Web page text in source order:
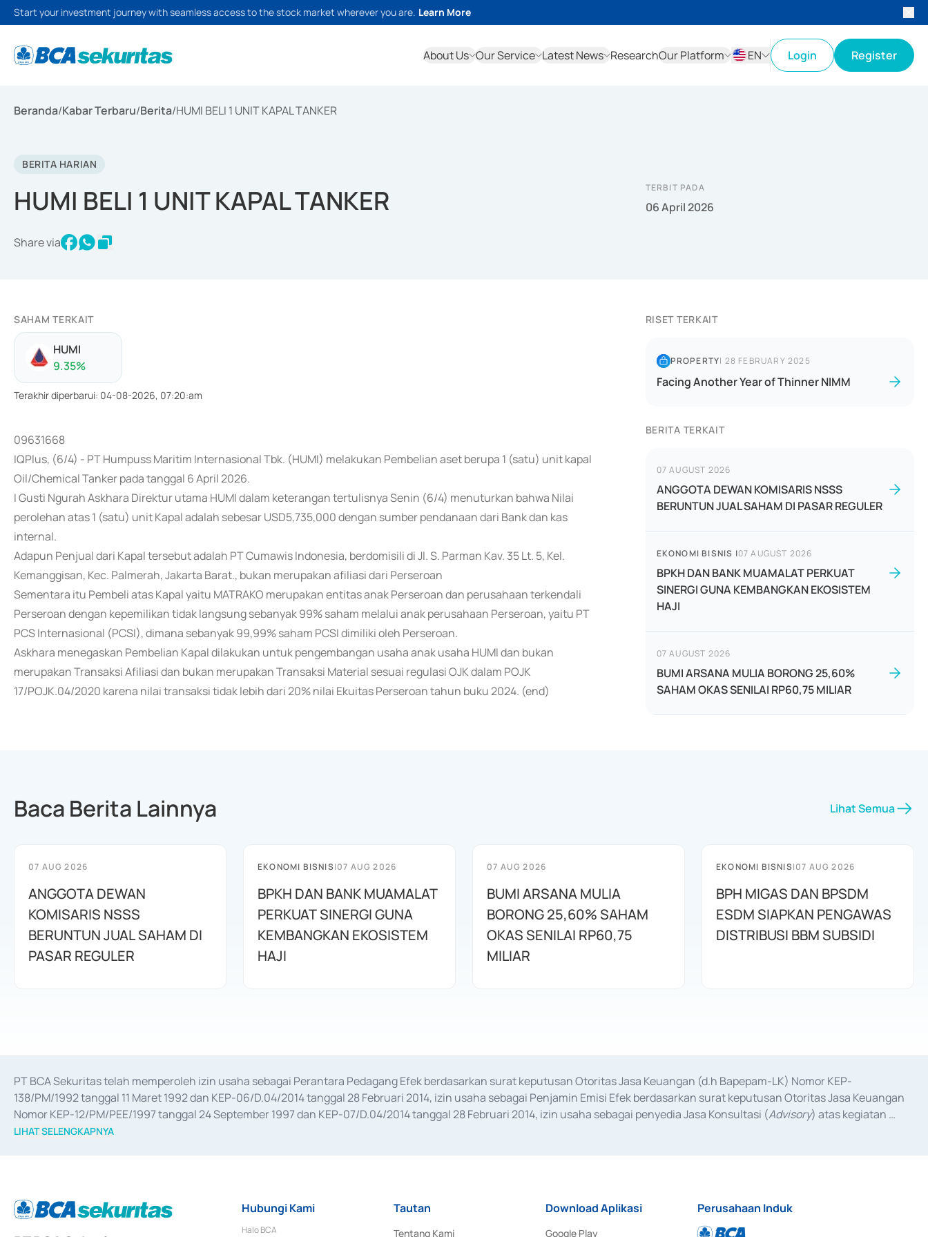
Start your investment journey with seamless access to the stock market wherever you are. Learn More
About Us Our Service Latest News ResearchOur Platform
EN
Login Register
Beranda/Kabar Terbaru/Berita/HUMI BELI 1 UNIT KAPAL TANKER
BERITA HARIAN
HUMI BELI 1 UNIT KAPAL TANKER
Share via
TERBIT PADA
06 April 2026
SAHAM TERKAIT
HUMI
9.35%
Terakhir diperbarui: 04-08-2026, 07:20:am
09631668
IQPlus, (6/4) - PT Humpuss Maritim Internasional Tbk. (HUMI) melakukan Pembelian aset berupa 1 (satu) unit kapal
Oil/Chemical Tanker pada tanggal 6 April 2026.
I Gusti Ngurah Askhara Direktur utama HUMI dalam keterangan tertulisnya Senin (6/4) menuturkan bahwa Nilai
perolehan atas 1 (satu) unit Kapal adalah sebesar USD5,735,000 dengan sumber pendanaan dari Bank dan kas
internal.
Adapun Penjual dari Kapal tersebut adalah PT Cumawis Indonesia, berdomisili di Jl. S. Parman Kav. 35 Lt. 5, Kel.
Kemanggisan, Kec. Palmerah, Jakarta Barat., bukan merupakan afiliasi dari Perseroan
Sementara itu Pembeli atas Kapal yaitu MATRAKO merupakan entitas anak Perseroan dan perusahaan terkendali
Perseroan dengan kepemilikan tidak langsung sebanyak 99% saham melalui anak perusahaan Perseroan, yaitu PT
PCS Internasional (PCSI), dimana sebanyak 99,99% saham PCSI dimiliki oleh Perseroan.
Askhara menegaskan Pembelian Kapal dilakukan untuk pengembangan usaha anak usaha HUMI dan bukan
merupakan Transaksi Afiliasi dan bukan merupakan Transaksi Material sesuai regulasi OJK dalam POJK
17/POJK.04/2020 karena nilai transaksi tidak lebih dari 20% nilai Ekuitas Perseroan tahun buku 2024. (end)
RISET TERKAIT
PROPERTY| 28 FEBRUARY 2025
Facing Another Year of Thinner NIMM
BERITA TERKAIT
07 AUGUST 2026
ANGGOTA DEWAN KOMISARIS NSSS
BERUNTUN JUAL SAHAM DI PASAR REGULER
EKONOMI BISNIS |07 AUGUST 2026
BPKH DAN BANK MUAMALAT PERKUAT
SINERGI GUNA KEMBANGKAN EKOSISTEM
HAJI
07 AUGUST 2026
BUMI ARSANA MULIA BORONG 25,60%
SAHAM OKAS SENILAI RP60,75 MILIAR
Baca Berita Lainnya Lihat Semua
07 AUG 2026
ANGGOTA DEWAN
KOMISARIS NSSS
BERUNTUN JUAL SAHAM DI
PASAR REGULER
EKONOMI BISNIS|07 AUG 2026
BPKH DAN BANK MUAMALAT
PERKUAT SINERGI GUNA
KEMBANGKAN EKOSISTEM
HAJI
07 AUG 2026
BUMI ARSANA MULIA
BORONG 25,60% SAHAM
OKAS SENILAI RP60,75
MILIAR
EKONOMI BISNIS|07 AUG 2026
BPH MIGAS DAN BPSDM
ESDM SIAPKAN PENGAWAS
DISTRIBUSI BBM SUBSIDI
PT BCA Sekuritas telah memperoleh izin usaha sebagai Perantara Pedagang Efek berdasarkan surat keputusan Otoritas Jasa Keuangan (d.h Bapepam-LK) Nomor KEP-
138/PM/1992 tanggal 11 Maret 1992 dan KEP-06/D.04/2014 tanggal 28 Februari 2014, izin usaha sebagai Penjamin Emisi Efek berdasarkan surat keputusan Otoritas Jasa Keuangan
Nomor KEP-12/PM/PEE/1997 tanggal 24 September 1997 dan KEP-07/D.04/2014 tanggal 28 Februari 2014, izin usaha sebagai penyedia Jasa Konsultasi (Advisory) atas kegiatan
merger, akuisisi, divestasi, dan
LIHAT SELENGKAPNYA
Hubungi Kami
Halo BCA
Tautan
Tentang Kami
Download Aplikasi
Google Play
Perusahaan Induk